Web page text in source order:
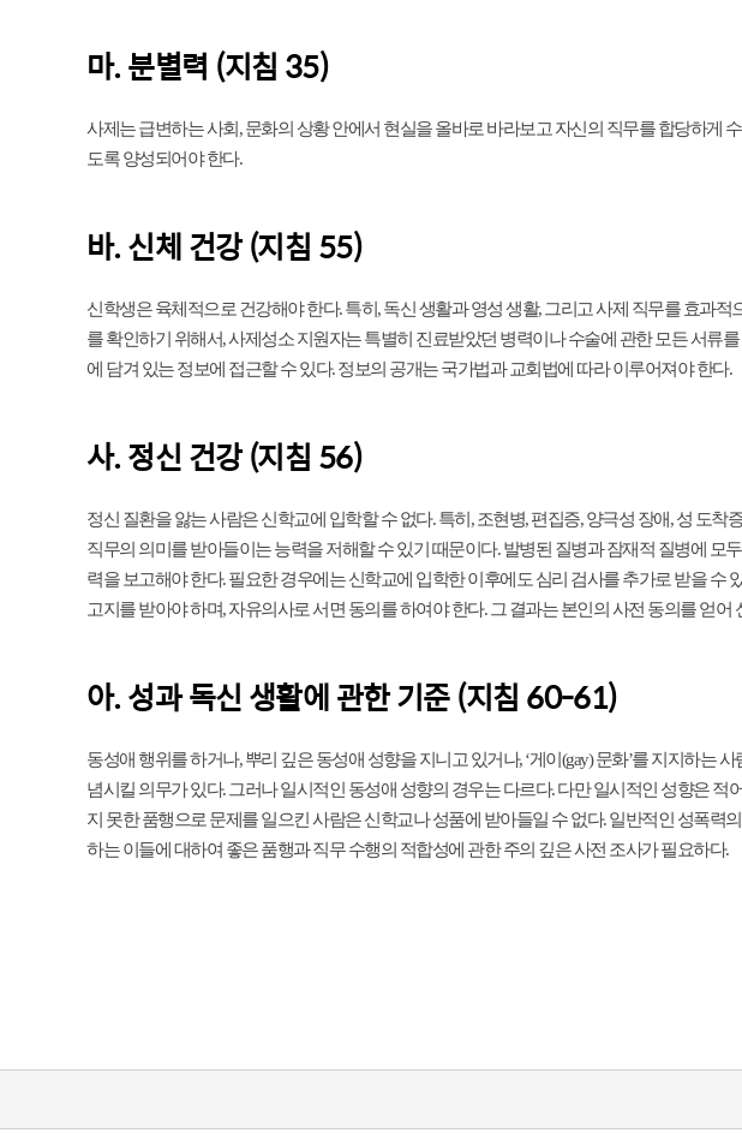
마. 분별력 (지침 35)
사제는 급변하는 사회, 문화의 상황 안에서 현실을 올바로 바라보고 자신의 직무를 합당하게
도록 양성되어야 한다.
바. 신체 건강 (지침 55)
신학생은 육체적으로 건강해야 한다. 특히, 독신 생활과 영성 생활, 그리고 사제 직무를 효과
를 확인하기 위해서, 사제성소 지원자는 특별히 진료받았던 병력이나 수술에 관한 모든 서류
에 담겨 있는 정보에 접근할 수 있다. 정보의 공개는 국가법과 교회법에 따라 이루어져야 한다.
사. 정신 건강 (지침 56)
정신 질환을 앓는 사람은 신학교에 입학할 수 없다. 특히, 조현병, 편집증, 양극성 장애, 성 도
직무의 의미를 받아들이는 능력을 저해할 수 있기 때문이다. 발병된 질병과 잠재적 질병에
력을 보고해야 한다. 필요한 경우에는 신학교에 입학한 이후에도 심리 검사를 추가로 받을 수
고지를 받아야 하며, 자유의사로 서면 동의를 하여야 한다. 그 결과는 본인의 사전 동의를 얻어
아. 성과 독신 생활에 관한 기준 (지침 60-61)
동성애 행위를 하거나, 뿌리 깊은 동성애 성향을 지니고 있거나, ‘게이(gay) 문화’를 지지하
념시킬 의무가 있다. 그러나 일시적인 동성애 성향의 경우는 다르다. 다만 일시적인 성향은
지 못한 품행으로 문제를 일으킨 사람은 신학교나 성품에 받아들일 수 없다. 일반적인 성폭력
하는 이들에 대하여 좋은 품행과 직무 수행의 적합성에 관한 주의 깊은 사전 조사가 필요하다.